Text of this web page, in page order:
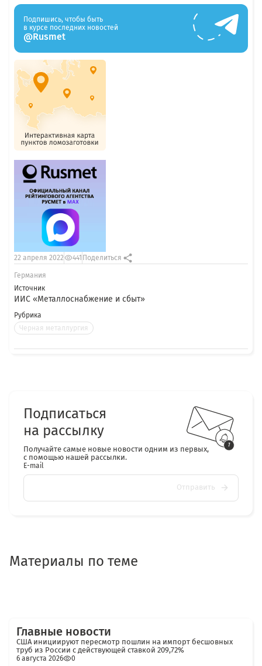
Источник
ИИС «Металлоснабжение и сбыт»
Рубрика
Черная металлургия
22 апреля 2022 441 Поделиться
Германия
Подпишись, чтобы быть
в курсе последних новостей
@Rusmet
Подписаться
на рассылку
Получайте самые новые новости одним из первых,
с помощью нашей рассылки.
E-mail
Отправить
Материалы по теме
Главные новости
США инициируют пересмотр пошлин на импорт бесшовных
труб из России с действующей ставкой 209,72%
6 августа 2026 0